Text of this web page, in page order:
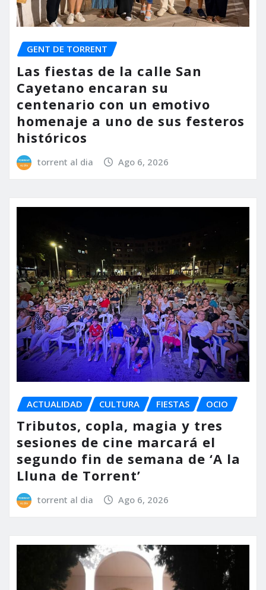
GENT DE TORRENT
Las fiestas de la calle San
Cayetano encaran su
centenario con un emotivo
homenaje a uno de sus festeros
históricos
torrent al dia Ago 6, 2026
ACTUALIDAD CULTURA FIESTAS OCIO
Tributos, copla, magia y tres
sesiones de cine marcará el
segundo fin de semana de ‘A la
Lluna de Torrent’
torrent al dia Ago 6, 2026